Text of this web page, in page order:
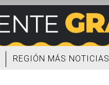
REGIÓN MÁS NOTICIAS